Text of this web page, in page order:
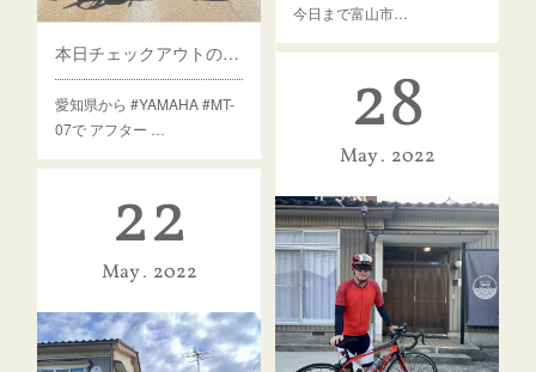
本日チェックアウトのゲスト様
愛知県から #YAMAHA #MT-
07で アフター …
今日まで富山市…
28
May 2022
22
May 2022